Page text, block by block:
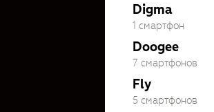
Digma
1 смартфон
Doogee
7 смартфонов
Fly
5 смартфонов